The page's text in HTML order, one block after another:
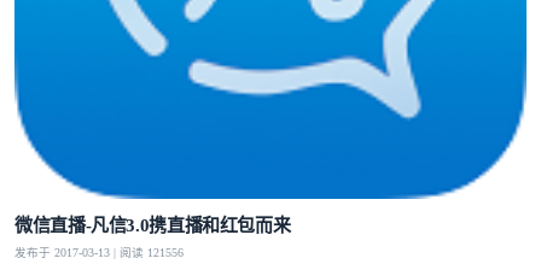
微信直播-凡信3.0携直播和红包而来
发布于 2017-03-13 | 阅读 121556